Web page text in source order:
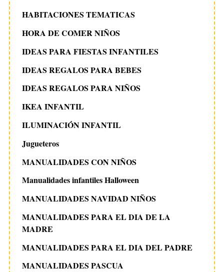
HABITACIONES TEMATICAS
HORA DE COMER NIÑOS
IDEAS PARA FIESTAS INFANTILES
IDEAS REGALOS PARA BEBES
IDEAS REGALOS PARA NIÑOS
IKEA INFANTIL
ILUMINACIÓN INFANTIL
Jugueteros
MANUALIDADES CON NIÑOS
Manualidades infantiles Halloween
MANUALIDADES NAVIDAD NIÑOS
MANUALIDADES PARA EL DIA DE LA
MADRE
MANUALIDADES PARA EL DIA DEL PADRE
MANUALIDADES PASCUA